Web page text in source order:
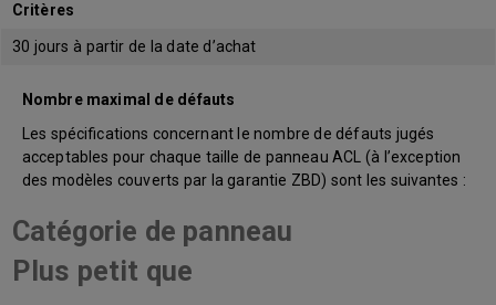
Critères
30 jours à partir de la date d’achat
Nombre maximal de défauts
Les spécifications concernant le nombre de défauts jugés
acceptables pour chaque taille de panneau ACL (à l’exception
des modèles couverts par la garantie ZBD) sont les suivantes :
Catégorie de panneau
Plus petit que